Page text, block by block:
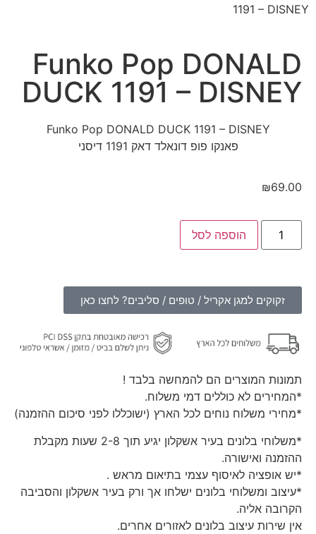
1191 – DISNEY
Funko Pop DONALD
DUCK 1191 – DISNEY
Funko Pop DONALD DUCK 1191 – DISNEY
פאנקו פופ דונאלד דאק 1191 דיסני
₪69.00
הוספה לסל
זקוקים למגן אקריל / טופים / סליבים? לחצו כאן
תמונות המוצרים הם להמחשה בלבד !
*המחירים לא כוללים דמי משלוח.
*מחירי משלוח נוחים לכל הארץ (ישוכללו לפני סיכום ההזמנה)
*משלוחי בלונים בעיר אשקלון יגיע תוך 2-8 שעות מקבלת
ההזמנה ואישורה.
*יש אופציה לאיסוף עצמי בתיאום מראש .
*עיצוב ומשלוחי בלונים ישלחו אך ורק בעיר אשקלון והסביבה
הקרובה אליה.
אין שירות עיצוב בלונים לאזורים אחרים.